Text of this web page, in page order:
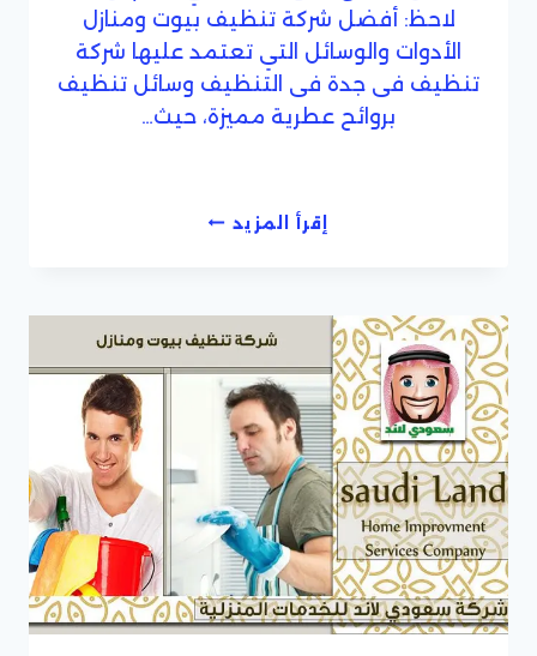
لاحظ: أفضل شركة تنظيف بيوت ومنازل
الأدوات والوسائل التي تعتمد عليها شركة
تنظيف فى جدة فى التنظيف وسائل تنظيف
بروائح عطرية مميزة، حيث…
إقرأ المزيدمؤسسة
جدة